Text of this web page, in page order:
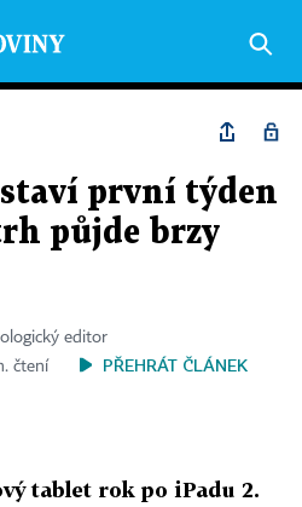
první týden
půjde brzy
editor
čtení
PŘEHRÁT ČLÁNEK
tablet rok po iPadu 2.